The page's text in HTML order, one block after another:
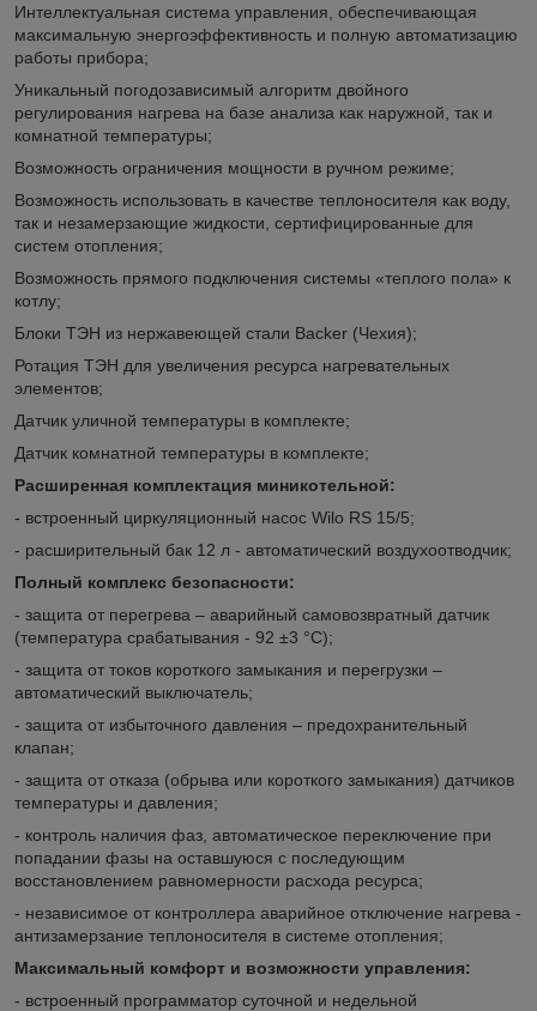
Интеллектуальная система управления, обеспечивающая
максимальную энергоэффективность и полную автоматизацию
работы прибора;
Уникальный погодозависимый алгоритм двойного
регулирования нагрева на базе анализа как наружной, так и
комнатной температуры;
Возможность ограничения мощности в ручном режиме;
Возможность использовать в качестве теплоносителя как воду,
так и незамерзающие жидкости, сертифицированные для
систем отопления;
Возможность прямого подключения системы «теплого пола» к
котлу;
Блоки ТЭН из нержавеющей стали Backer (Чехия);
Ротация ТЭН для увеличения ресурса нагревательных
элементов;
Датчик уличной температуры в комплекте;
Датчик комнатной температуры в комплекте;
Расширенная комплектация миникотельной:
- встроенный циркуляционный насос Wilo RS 15/5;
- расширительный бак 12 л - автоматический воздухоотводчик;
Полный комплекс безопасности:
- защита от перегрева – аварийный самовозвратный датчик
(температура срабатывания - 92 ±3 °С);
- защита от токов короткого замыкания и перегрузки –
автоматический выключатель;
- защита от избыточного давления – предохранительный
клапан;
- защита от отказа (обрыва или короткого замыкания) датчиков
температуры и давления;
- контроль наличия фаз, автоматическое переключение при
попадании фазы на оставшуюся с последующим
восстановлением равномерности расхода ресурса;
- независимое от контроллера аварийное отключение нагрева -
антизамерзание теплоносителя в системе отопления;
Максимальный комфорт и возможности управления:
- встроенный программатор суточной и недельной